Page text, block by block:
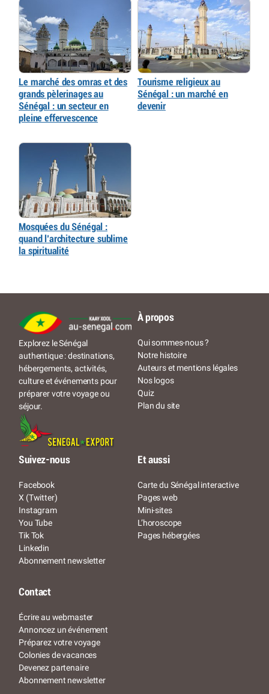
Le marché des omras et des
grands pèlerinages au
Sénégal : un secteur en
pleine effervescence
Tourisme religieux au
Sénégal : un marché en
devenir
Mosquées du Sénégal :
quand l’architecture sublime
la spiritualité
Explorez le Sénégal
authentique : destinations,
hébergements, activités,
culture et événements pour
préparer votre voyage ou
séjour.
À propos
Qui sommes-nous ?
Notre histoire
Auteurs et mentions légales
Nos logos
Quiz
Plan du site
Suivez-nous
Facebook
X (Twitter)
Instagram
You Tube
Tik Tok
Linkedin
Abonnement newsletter
Et aussi
Carte du Sénégal interactive
Pages web
Mini-sites
L’horoscope
Pages hébergées
Contact
Écrire au webmaster
Annoncez un événement
Préparez votre voyage
Colonies de vacances
Devenez partenaire
Abonnement newsletter